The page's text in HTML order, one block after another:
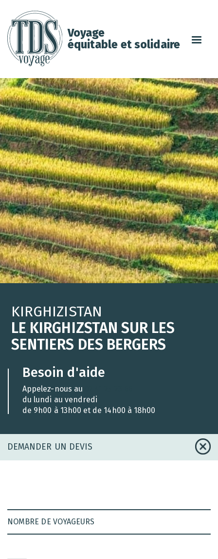
Voyage
équitable et solidaire
KIRGHIZISTAN
LE KIRGHIZSTAN SUR LES
SENTIERS DES BERGERS
Besoin d'aide
Appelez-nous au
du lundi au vendredi
de 9h00 à 13h00 et de 14h00 à 18h00
DEMANDER UN DEVIS
NOMBRE DE VOYAGEURS